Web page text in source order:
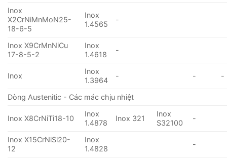
Inox
X2CrNiMnMoN25-
18-6-5
Inox
1.4565
-
Inox X9CrMnNiCu
17-8-5-2
Inox
1.4618
-
Inox
Inox
1.3964
- - -
Dòng Austenitic - Các mác chịu nhiệt
Inox X8CrNiTi18-10
Inox
1.4878
Inox 321
Inox
S32100
-
Inox X15CrNiSi20-
12
Inox
1.4828
-